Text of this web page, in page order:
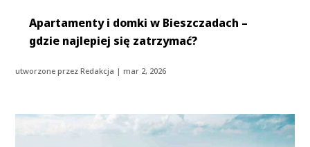
Apartamenty i domki w Bieszczadach –
gdzie najlepiej się zatrzymać?
utworzone przezRedakcja |mar 2, 2026